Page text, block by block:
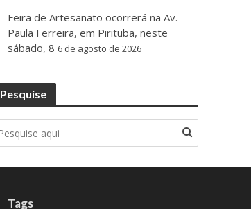
Feira de Artesanato ocorrerá na Av.
Paula Ferreira, em Pirituba, neste
sábado, 8 6 de agosto de 2026
Pesquise
Tags